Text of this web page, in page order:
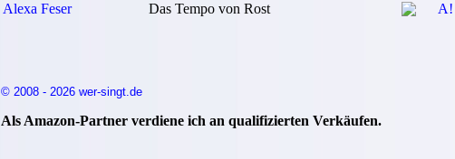
Alexa Feser Das Tempo von Rost A!
© 2008 - 2026 wer-singt.de
Als Amazon-Partner verdiene ich an qualifizierten Verkäufen.